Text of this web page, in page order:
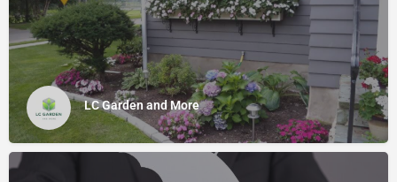
LC Garden and More